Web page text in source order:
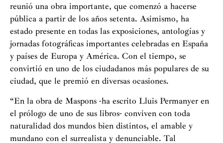
reunió una obra importante, que comenzó a hacerse
pública a partir de los años setenta. Asimismo, ha
estado presente en todas las exposiciones, antologías y
jornadas fotográficas importantes celebradas en España
y países de Europa y América. Con el tiempo, se
convirtió en uno de los ciudadanos más populares de su
ciudad, que le premió en diversas ocasiones.
“En la obra de Maspons -ha escrito Lluis Permanyer en
el prólogo de uno de sus libros- conviven con toda
naturalidad dos mundos bien distintos, el amable y
mundano con el surrealista y denunciable. Tal